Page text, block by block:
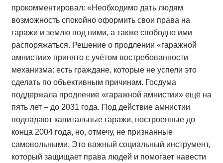
прокомментировал: «Необходимо дать людям
возможность спокойно оформить свои права на
гаражи и землю под ними, а также свободно ими
распоряжаться. Решение о продлении «гаражной
амнистии» принято с учётом востребованности
механизма: есть граждане, которые не успели это
сделать по объективным причинам. Госдума
поддержала продление «гаражной амнистии» ещё на
пять лет – до 2031 года. Под действие амнистии
подпадают капитальные гаражи, построенные до
конца 2004 года, но, отмечу, не признанные
самовольными. Это важный социальный инструмент,
который защищает права людей и помогает навести